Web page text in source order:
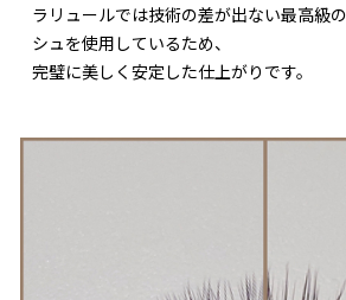
ラリュールでは技術の差が出ない最高級
シュを使用しているため、
完璧に美しく安定した仕上がりです。